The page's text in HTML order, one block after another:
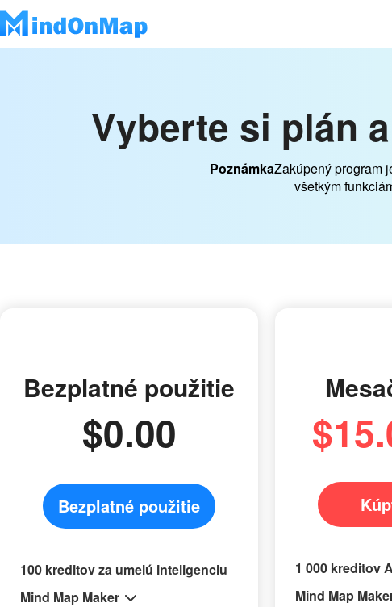
Vyberte si plán
PoznámkaZakúpený program
všetkým
Bezplatné použitie
$0.00
Bezplatné použitie
100 kreditov za umelú inteligenciu
Mind Map Maker
1 000 kreditov
Mind Map